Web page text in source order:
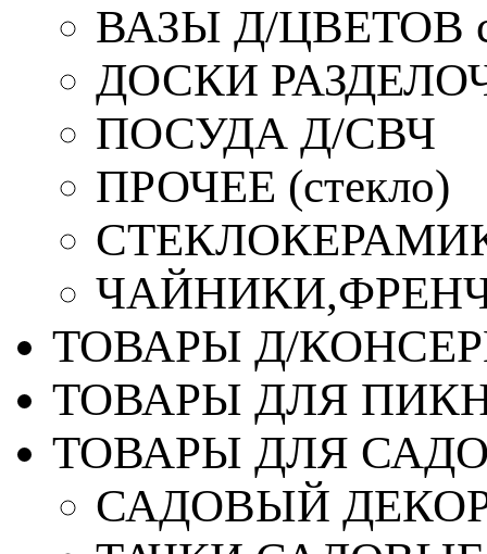
ВАЗЫ Д/ЦВЕТОВ
ДОСКИ
ПОСУДА Д/СВЧ
ПРОЧЕЕ (стекло)
ТОВАРЫ Д/
ТОВАРЫ ДЛЯ
ТОВАРЫ ДЛЯ
САДОВЫЙ